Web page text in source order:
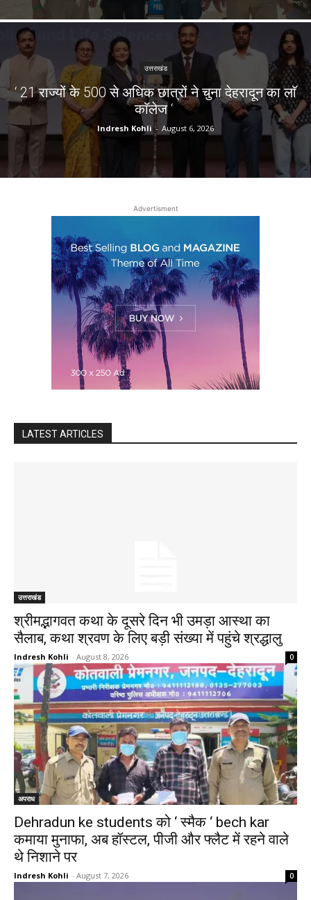
उत्तराखंड
‘ 21 राज्यों के 500 से अधिक छात्रों ने चुना देहरादून का लाॅ
काॅलेज ‘
Indresh Kohli - August 6, 2026
Advertisment
LATEST ARTICLES
उत्तराखंड
श्रीमद्भागवत कथा के दूसरे दिन भी उमड़ा आस्था का
सैलाब, कथा श्रवण के लिए बड़ी संख्या में पहुंचे श्रद्धालु
Indresh Kohli - August 8, 2026 0
अपराध
Dehradun ke students को ‘ स्मैक ‘ bech kar
कमाया मुनाफा, अब हॉस्टल, पीजी और फ्लैट में रहने वाले
थे निशाने पर
Indresh Kohli - August 7, 2026 0